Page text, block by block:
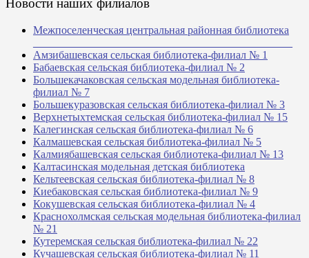
Новости наших филиалов
Межпоселенческая центральная районная библиотека
Амзибашевская сельская библиотека-филиал № 1
Бабаевская сельская библиотека-филиал № 2
Большекачаковская сельская модельная библиотека-
филиал № 7
Большекуразовская сельская библиотека-филиал № 3
Верхнетыхтемская сельская библиотека-филиал № 15
Калегинская сельская библиотека-филиал № 6
Калмашевская сельская библиотека-филиал № 5
Калмиябашевская сельская библиотека-филиал № 13
Калтасинская модельная детская библиотека
Кельтеевская сельская библиотека-филиал № 8
Киебаковская сельская библиотека-филиал № 9
Кокушевская сельская библиотека-филиал № 4
Краснохолмская сельская модельная библиотека-филиал
№ 21
Кутеремская сельская библиотека-филиал № 22
Кучашевская сельская библиотека-филиал № 11